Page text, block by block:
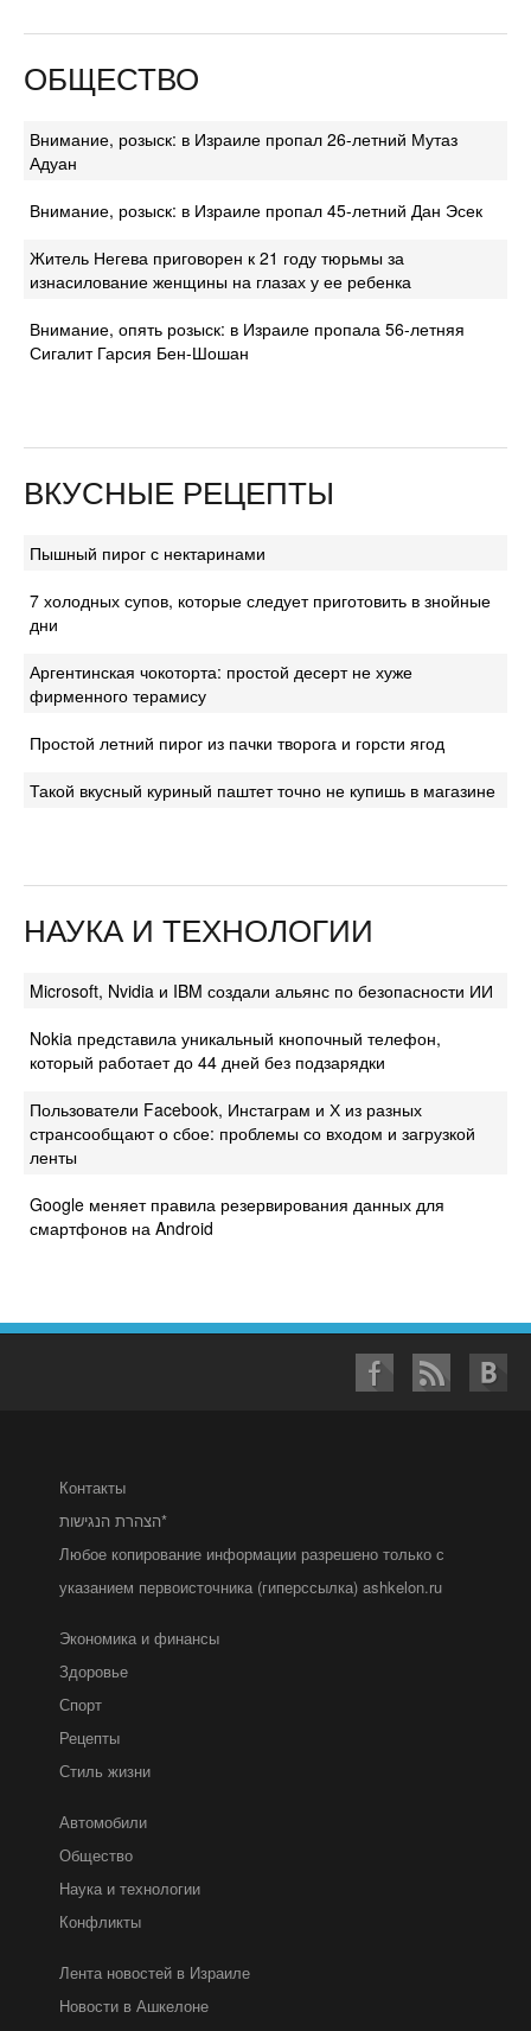
ОБЩЕСТВО
Внимание, розыск: в Израиле пропал 26-летний Мутаз
Адуан
Внимание, розыск: в Израиле пропал 45-летний Дан Эсек
Житель Негева приговорен к 21 году тюрьмы за
изнасилование женщины на глазах у ее ребенка
Внимание, опять розыск: в Израиле пропала 56-летняя
Сигалит Гарсия Бен-Шошан
ВКУСНЫЕ РЕЦЕПТЫ
Пышный пирог с нектаринами
7 холодных супов, которые следует приготовить в знойные
дни
Аргентинская чокоторта: простой десерт не хуже
фирменного терамису
Простой летний пирог из пачки творога и горсти ягод
Такой вкусный куриный паштет точно не купишь в магазине
НАУКА И ТЕХНОЛОГИИ
Microsoft, Nvidia и IBM создали альянс по безопасности ИИ
Nokia представила уникальный кнопочный телефон,
который работает до 44 дней без подзарядки
Пользователи Facebook, Инстаграм и Х из разных
странсообщают о сбое: проблемы со входом и загрузкой
ленты
Google меняет правила резервирования данных для
смартфонов на Android
Контакты
הצהרת הנגישות*
Любое копирование информации разрешено только с
указанием первоисточника (гиперссылка) ashkelon.ru
Экономика и финансы
Здоровье
Спорт
Рецепты
Стиль жизни
Автомобили
Общество
Наука и технологии
Конфликты
Лента новостей в Израиле
Новости в Ашкелоне